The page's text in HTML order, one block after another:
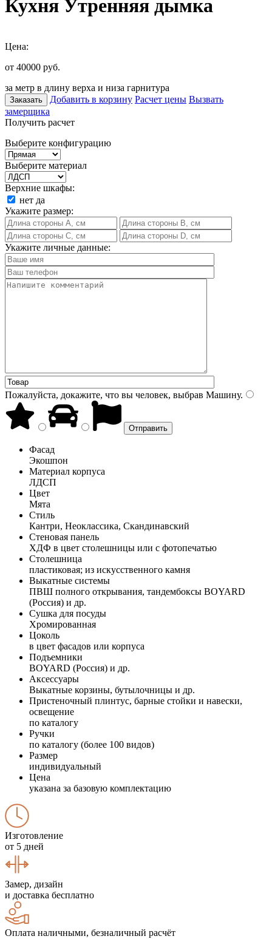
Кухня Утренняя дымка
Цена:
от 40000 руб.
за метр в длину верха и низа гарнитура
Заказать Добавить в корзину Расчет цены Вызвать
замерщика
Получить расчет
Выберите конфигурацию
Выберите материал
Верхние шкафы:
нет да
Укажите размер:
Укажите личные данные:
Пожалуйста, докажите, что вы человек, выбрав Машину.
Фасад
Экошпон
Материал корпуса
ЛДСП
Цвет
Мята
Стиль
Кантри, Неоклассика, Скандинавский
Стеновая панель
ХДФ в цвет столешницы или с фотопечатью
Столешница
пластиковая; из искусственного камня
Выкатные системы
ПВШ полного открывания, тандембоксы BOYARD
(Россия) и др.
Сушка для посуды
Хромированная
Цоколь
в цвет фасадов или корпуса
Подъемники
BOYARD (Россия) и др.
Аксессуары
Выкатные корзины, бутылочницы и др.
Пристеночный плинтус, барные стойки и навески,
освещение
по каталогу
Ручки
по каталогу (более 100 видов)
Размер
индивидуальный
Цена
указана за базовую комплектацию
Изготовление
от 5 дней
Замер, дизайн
и доставка бесплатно
Оплата наличными, безналичный расчёт